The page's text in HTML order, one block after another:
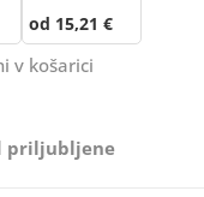
od 15,21 €
v košarici
priljubljene